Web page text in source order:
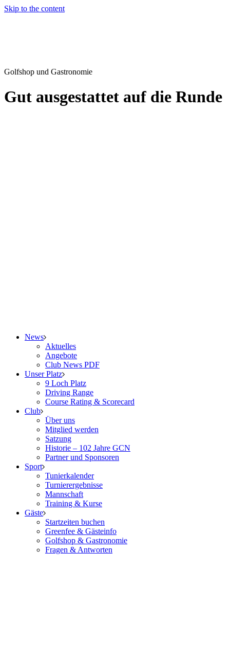
Skip to the content
News
Aktuelles
Angebote
Club News PDF
Unser Platz
9 Loch Platz
Driving Range
Course Rating & Scorecard
Club
Über uns
Mitglied werden
Satzung
Historie – 102 Jahre GCN
Partner und Sponsoren
Sport
Tunierkalender
Turnierergebnisse
Mannschaft
Training & Kurse
Gäste
Startzeiten buchen
Greenfee & Gästeinfo
Golfshop & Gastronomie
Fragen & Antworten
Golfshop und Gastronomie
Gut ausgestattet auf die Runde